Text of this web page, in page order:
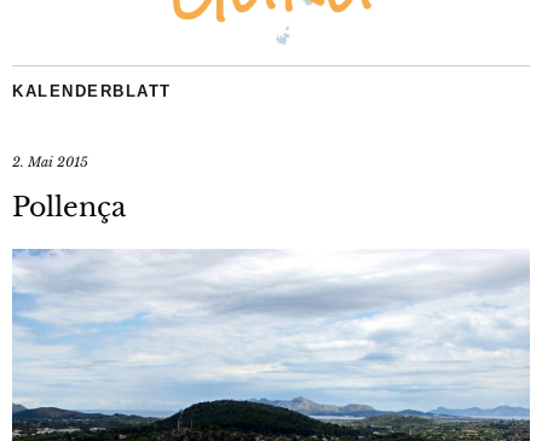
KALENDERBLATT
2. Mai 2015
Pollença